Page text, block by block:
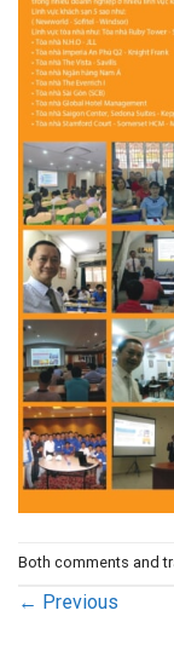
Both comments and
← Previous